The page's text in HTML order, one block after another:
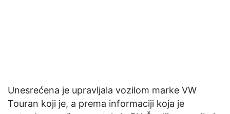
Unesrećena je upravljala vozilom marke VW
Touran koji je, a prema informaciji koja je